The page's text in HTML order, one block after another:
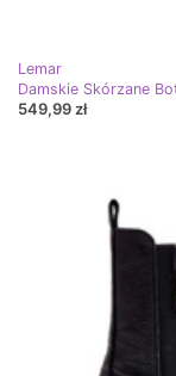
Lemar
Damskie Skórzane
549,99 zł